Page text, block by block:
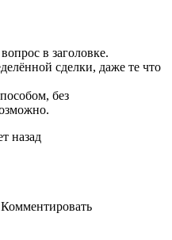
в заголовке.
сделки, даже те что
без
назад
Комментировать